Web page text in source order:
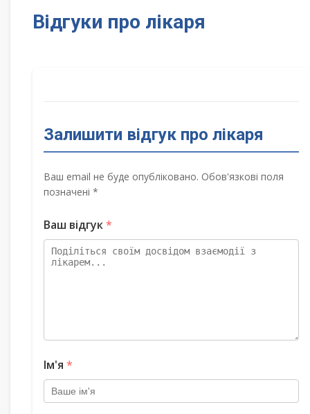
Відгуки про лікаря
Залишити відгук про лікаря
Ваш email не буде опубліковано. Обов'язкові поля
позначені *
Ваш відгук*
Ім'я *